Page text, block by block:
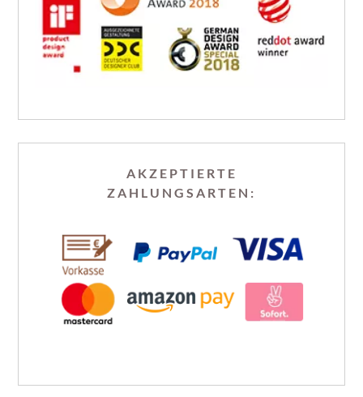
AKZEPTIERTE
ZAHLUNGSARTEN: